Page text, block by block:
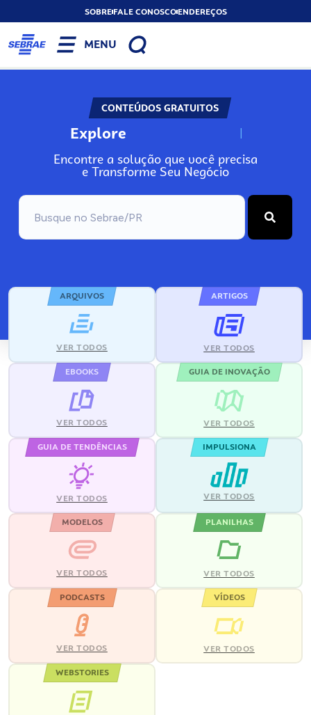
SOBREFALE CONOSCOENDEREÇOS
MENU
CONTEÚDOS GRATUITOS
Explore N
Encontre a solução que você precisa
e Transforme Seu Negócio
ARQUIVOS
VER TODOS
ARTIGOS
VER TODOS
EBOOKS
VER TODOS
GUIA DE INOVAÇÃO
VER TODOS
GUIA DE TENDÊNCIAS
VER TODOS
IMPULSIONA
VER TODOS
MODELOS
VER TODOS
PLANILHAS
VER TODOS
PODCASTS
VER TODOS
VÍDEOS
VER TODOS
WEBSTORIES